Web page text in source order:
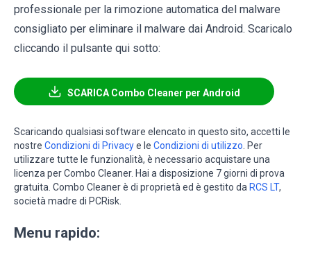
professionale per la rimozione automatica del malware
consigliato per eliminare il malware dai Android. Scaricalo
cliccando il pulsante qui sotto:
SCARICA Combo Cleaner per Android
Scaricando qualsiasi software elencato in questo sito, accetti le
nostre Condizioni di Privacye le Condizioni di utilizzo . Per
utilizzare tutte le funzionalità, è necessario acquistare una
licenza per Combo Cleaner. Hai a disposizione 7 giorni di prova
gratuita. Combo Cleaner è di proprietà ed è gestito da RCS LT,
società madre di PCRisk.
Menu rapido: